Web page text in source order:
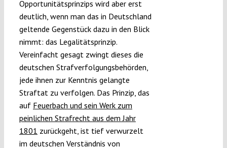
Opportunitätsprinzips wird aber erst
deutlich, wenn man das in Deutschland
geltende Gegenstück dazu in den Blick
nimmt: das Legalitätsprinzip.
Vereinfacht gesagt zwingt dieses die
deutschen Strafverfolgungsbehörden,
jede ihnen zur Kenntnis gelangte
Straftat zu verfolgen. Das Prinzip, das
auf Feuerbach und sein Werk zum
peinlichen Strafrecht aus dem Jahr
1801 zurückgeht, ist tief verwurzelt
im deutschen Verständnis von